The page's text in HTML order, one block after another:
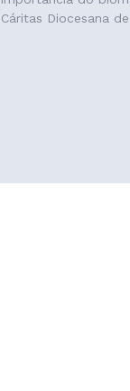
Cáritas Diocesana